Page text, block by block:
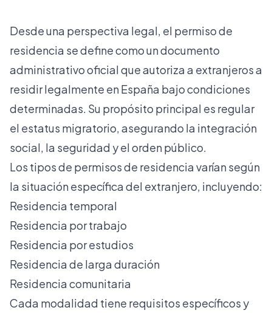
Desde una perspectiva legal, el permiso de
residencia se define como un documento
administrativo oficial que autoriza a extranjeros a
residir legalmente en España bajo condiciones
determinadas. Su propósito principal es regular
el estatus migratorio, asegurando la integración
social, la seguridad y el orden público.
Los tipos de permisos de residencia varían según
la situación específica del extranjero, incluyendo:
Residencia temporal
Residencia por trabajo
Residencia por estudios
Residencia de larga duración
Residencia comunitaria
Cada modalidad tiene requisitos específicos y